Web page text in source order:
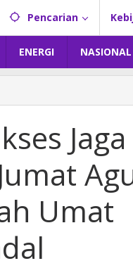
Pencarian
ENERGI NASIONAL
Jaga
Umat